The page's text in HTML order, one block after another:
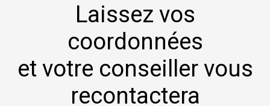
Laissez vos
coordonnées
et votre conseiller vous
recontactera